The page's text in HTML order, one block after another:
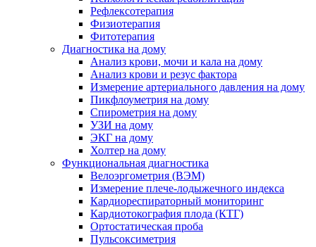
Рефлексотерапия
Физиотерапия
Фитотерапия
Диагностика на дому
Анализ крови, мочи и кала на дому
Анализ крови и резус фактора
Измерение артериального давления на дому
Пикфлоуметрия на дому
Спирометрия на дому
УЗИ на дому
ЭКГ на дому
Холтер на дому
Функциональная диагностика
Велоэргометрия (ВЭМ)
Измерение плече-лодыжечного индекса
Кардиореспираторный мониторинг
Кардиотокография плода (КТГ)
Ортостатическая проба
Пульсоксиметрия